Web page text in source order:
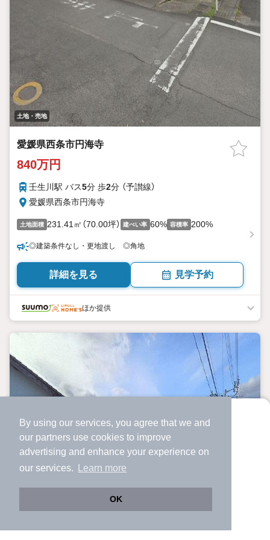
By using our services, you agree that we and
our partners use cookies to improve
advertising and enhance your experience on
our services.
Learn more
OK
より使いやすくなった
アプリで物件探ししませんか？
サクサク動く地図で物件検索
土地・売地
愛媛県西条市円海寺
840万円
壬生川駅 バス5分 歩2分 （予讃線）
愛媛県西条市円海寺
土地面積 231.41㎡（70.00坪） 建ぺい率 60% 容積率 200%
◎建築条件なし・更地渡し ◎角地
詳細を見る 見学予約
ほか提供